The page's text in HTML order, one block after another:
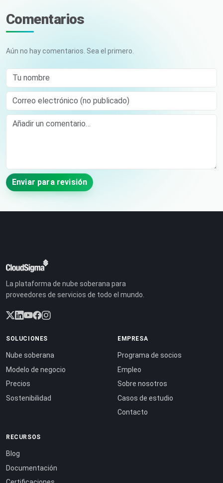
Comentarios
Aún no hay comentarios. Sea el primero.
Tu nombre
Correo electrónico (no publicado)
Comment
Enviar para revisión
La plataforma de nube soberana para
proveedores de servicios de todo el mundo.
SOLUCIONES
Nube soberana
Modelo de negocio
Precios
Sostenibilidad
EMPRESA
Programa de socios
Empleo
Sobre nosotros
Casos de estudio
Contacto
RECURSOS
Blog
Documentación